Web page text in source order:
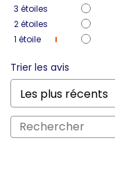
3 étoiles
2étoiles
1 étoile
Trier les avis